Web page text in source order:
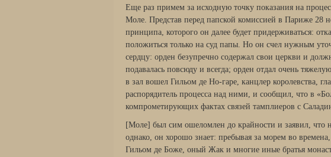
Еще раз примем за исходную точку показания на
Моле. Представ перед папской комиссией в Париже 28
принципа, которого он далее будет придерживаться:
положить­ся только на суд папы. Но он счел нужным
сердцу: орден безупречно содержал свои церкви и
подавалась повсюду и всегда; орден отдал очень
в зал вошел Гильом де Но-гаре, канцлер королевства,
распорядитель процесса над ними, и со­общил, что в
компрометирующих фактах связей тамплиеров с
[Моле] был сим ошеломлен до крайности и заявил, что
однако, он хорошо знает: пребывая за морем во
Гильом де Боже, оный Жак и многие иные братья